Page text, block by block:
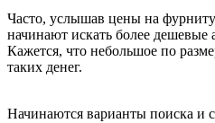
Часто, услышав цены на
начинают искать более дешевые
Кажется, что небольшое по
таких денег.
Начинаются варианты поиска и